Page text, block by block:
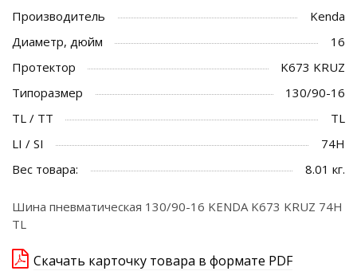
Производитель
Kenda
Диаметр, дюйм
16
Протектор
K673 KRUZ
Типоразмер
130/90-16
TL / TT
TL
LI / SI
74H
Вес товара:
8.01 кг.
Шина пневматическая 130/90-16 KENDA K673 KRUZ 74H
TL
Скачать карточку товара в формате PDF